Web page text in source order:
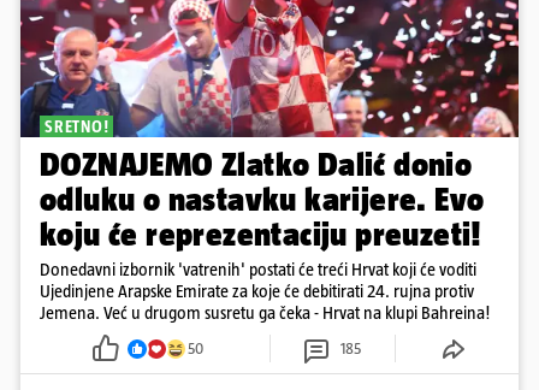
SRETNO!
DOZNAJEMO Zlatko Dalić donio
odluku o nastavku karijere. Evo
koju će reprezentaciju preuzeti!
Donedavni izbornik 'vatrenih' postati će treći Hrvat koji će voditi
Ujedinjene Arapske Emirate za koje će debitirati 24. rujna protiv
Jemena. Već u drugom susretu ga čeka - Hrvat na klupi Bahreina!
50 185